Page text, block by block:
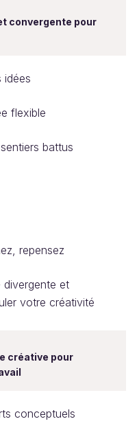
convergente pour
idées
flexible
battus
repensez
divergente et
votre créativité
créative pour
conceptuels